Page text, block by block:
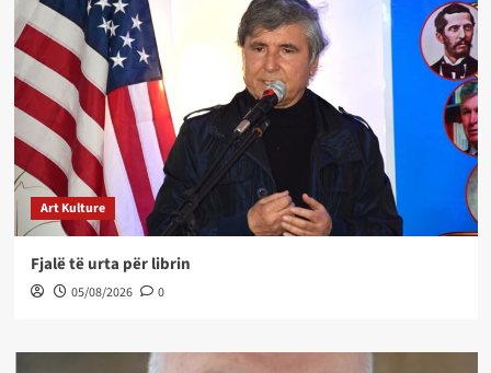
Art Kulture
Fjalë të urta për librin
05/08/2026 0